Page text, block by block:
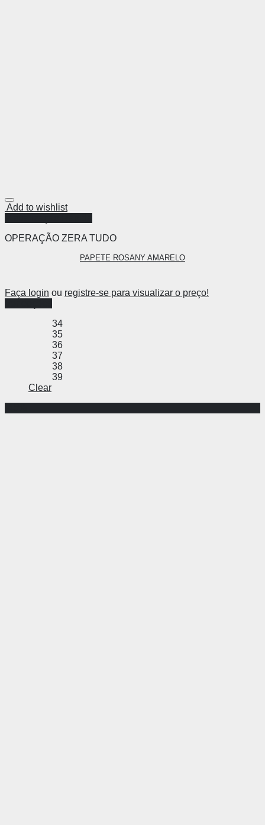
Add to wishlist
OPERAÇÃO ZERA TUDO
PAPETE ROSANY AMARELO
Faça login ou registre-se para visualizar o preço!
34
35
36
37
38
39
Clear